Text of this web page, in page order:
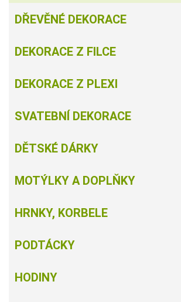
DŘEVĚNÉ DEKORACE
DEKORACE Z FILCE
DEKORACE Z PLEXI
SVATEBNÍ DEKORACE
DĚTSKÉ DÁRKY
MOTÝLKY A DOPLŇKY
HRNKY, KORBELE
PODTÁCKY
HODINY